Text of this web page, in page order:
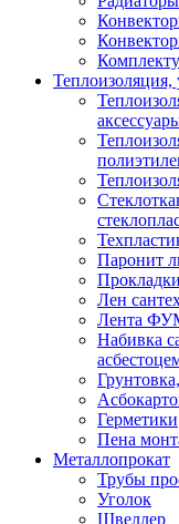
Паронит
Прокладки
Лен
Лента
Набивка
Герметики
Пена
Металлопрокат
Трубы
Уголок
Швеллер